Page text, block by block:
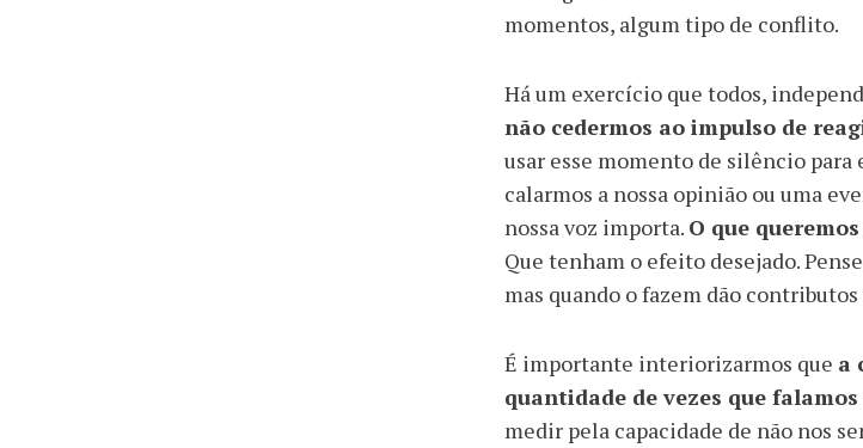
momentos, algum tipo de conflito.
Há um exercício que todos,
não cedermos ao impulso de
usar esse momento de silêncio para
calarmos a nossa opinião ou uma
nossa voz importa. O que
Que tenham o efeito desejado.
mas quando o fazem dão
É importante interiorizarmos que a
quantidade de vezes que
medir pela capacidade de não nos